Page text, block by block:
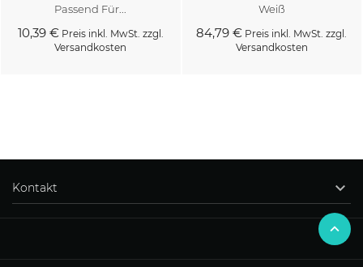
Passend Für...
10,39 €Preis inkl. MwSt. zzgl.
Versandkosten
Weiß
84,79 € Preis inkl. MwSt. zzgl.
Versandkosten
Kontakt 